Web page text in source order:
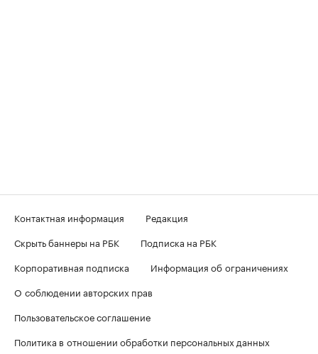
Контактная информация
Редакция
Скрыть баннеры на РБК
Подписка на РБК
Корпоративная подписка
Информация об ограничениях
О соблюдении авторских прав
Пользовательское соглашение
Политика в отношении обработки персональных данных